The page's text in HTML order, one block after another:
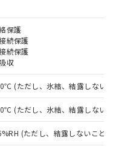
保護
続保護
続保護
収
(ただし、氷結、結露しないこ
(ただし、氷結、結露しないこ
(ただし、結露しないこと)
（10物質）の
可能な商品で
る予定のある
（10物質）の
応品を出す予